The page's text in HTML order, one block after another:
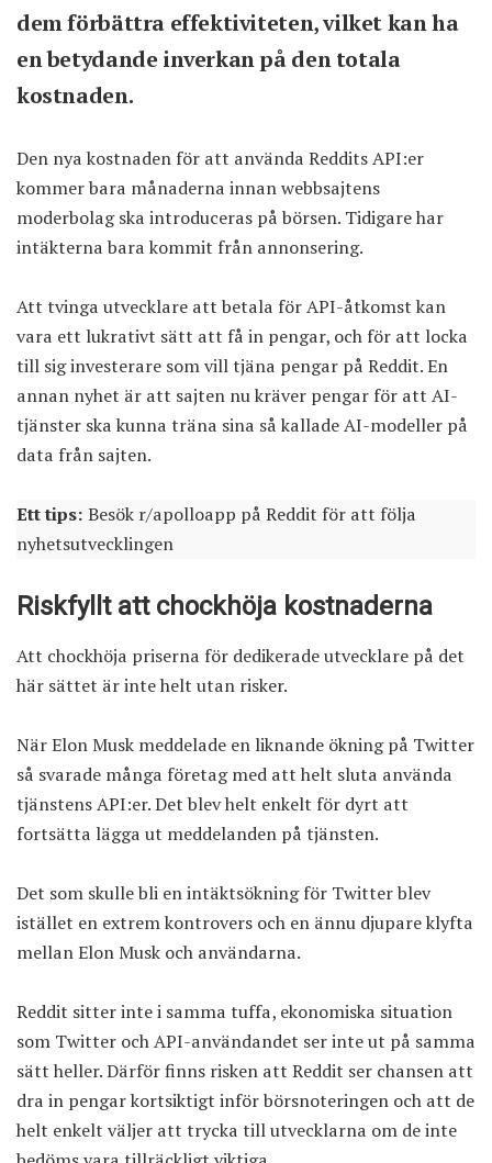
dem förbättra effektiviteten, vilket kan ha
en betydande inverkan på den totala
kostnaden.
Den nya kostnaden för att använda Reddits API:er
kommer bara månaderna innan webbsajtens
moderbolag ska introduceras på börsen. Tidigare har
intäkterna bara kommit från annonsering.
Att tvinga utvecklare att betala för API-åtkomst kan
vara ett lukrativt sätt att få in pengar, och för att locka
till sig investerare som vill tjäna pengar på Reddit. En
annan nyhet är att sajten nu kräver pengar för att AI-
tjänster ska kunna träna sina så kallade AI-modeller på
data från sajten.
Ett tips: Besök r/apolloapp på Reddit för att följa
nyhetsutvecklingen
Riskfyllt att chockhöja kostnaderna
Att chockhöja priserna för dedikerade utvecklare på det
här sättet är inte helt utan risker.
När Elon Musk meddelade en liknande ökning på Twitter
så svarade många företag med att helt sluta använda
tjänstens API:er. Det blev helt enkelt för dyrt att
fortsätta lägga ut meddelanden på tjänsten.
Det som skulle bli en intäktsökning för Twitter blev
istället en extrem kontrovers och en ännu djupare klyfta
mellan Elon Musk och användarna.
Reddit sitter inte i samma tuffa, ekonomiska situation
som Twitter och API-användandet ser inte ut på samma
sätt heller. Därför finns risken att Reddit ser chansen att
dra in pengar kortsiktigt inför börsnoteringen och att de
helt enkelt väljer att trycka till utvecklarna om de inte